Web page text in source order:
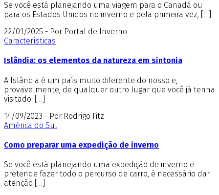
Se você está planejando uma viagem para o Canadá ou
para os Estados Unidos no inverno e pela primeira vez, […]
22/01/2025 - Por Portal de Inverno
Características
Islândia: os elementos da natureza em sintonia
A Islândia é um país muito diferente do nosso e,
provavelmente, de qualquer outro lugar que você já tenha
visitado: […]
14/09/2023 - Por Rodrigo Fitz
América do Sul
Como preparar uma expedição de inverno
Se você está planejando uma expedição de inverno e
pretende fazer todo o percurso de carro, é necessário dar
atenção […]